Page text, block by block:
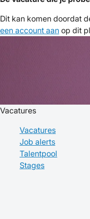
Dit kan komen doordat
een account aan op dit
Vacatures
Vacatures
Job alerts
Talentpool
Stages